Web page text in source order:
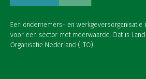
Een ondernemers- en werkgeversorganisatie
voor een sector met meerwaarde. Dat is
Organisatie Nederland (LTO).